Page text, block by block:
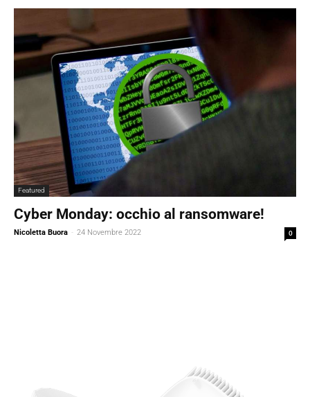
Featured
Cyber Monday: occhio al ransomware!
Nicoletta Buora - 24 Novembre 2022 0